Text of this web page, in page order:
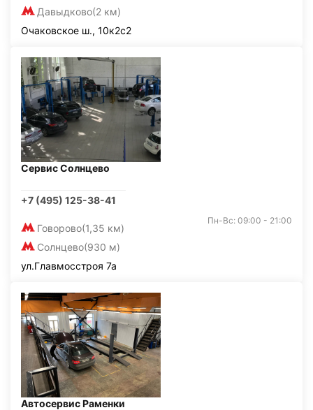
Давыдково(2 км)
Очаковское ш., 10к2с2
Сервис Солнцево
+7 (495) 125-38-41
Говорово(1,35 км)
Солнцево(930 м)
Пн-Вс: 09:00 - 21:00
ул.Главмосстроя 7а
Автосервис Раменки